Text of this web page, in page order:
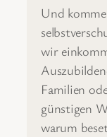
Und
wir
Familien
günstigen
warum